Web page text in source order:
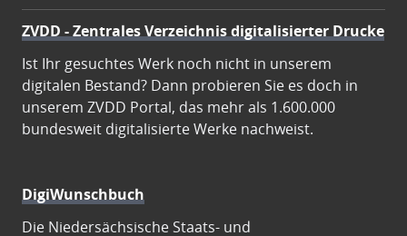
ZVDD - Zentrales Verzeichnis digitalisierter Drucke
Ist Ihr gesuchtes Werk noch nicht in unserem
digitalen Bestand? Dann probieren Sie es doch in
unserem ZVDD Portal, das mehr als 1.600.000
bundesweit digitalisierte Werke nachweist.
DigiWunschbuch
Die Niedersächsische Staats- und